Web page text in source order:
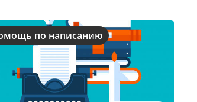
автору диссертации рекомендуе
по написанию